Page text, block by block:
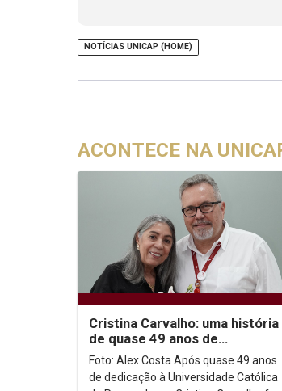
NOTÍCIAS UNICAP (HOME)
ACONTECE NA
Cristina Carvalho: uma história
de quase 49 anos de
dedicação à Unicap
Foto: Alex Costa Após quase 49 anos
de dedicação à Universidade Católica